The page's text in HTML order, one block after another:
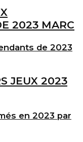
de 2023
en 2023 par